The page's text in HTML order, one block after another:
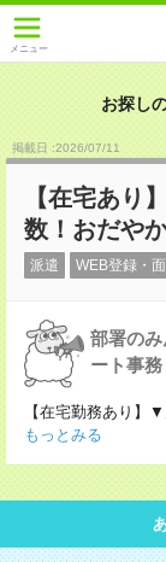
メニュー
お探し
掲載日 :2026/07/11
【在宅あり
数！おだや
派遣 WEB登録・
部署の
ート事務
【在宅勤務あり
もっとみる